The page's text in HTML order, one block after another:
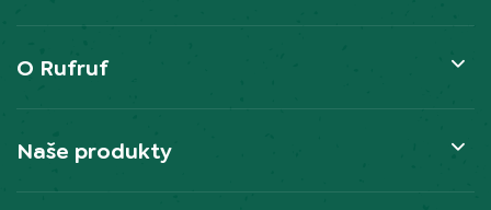
O Rufruf
Naše produkty